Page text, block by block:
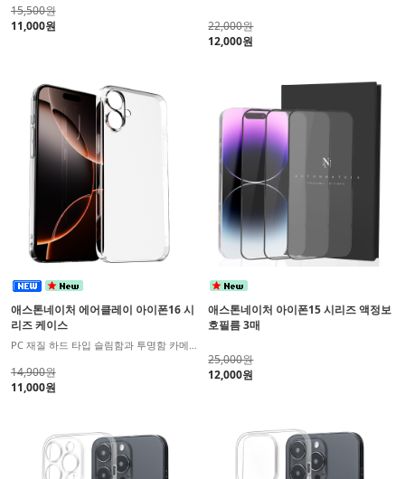
15,500원
11,000원
22,000원
12,000원
애스톤네이처 에어클레이 아이폰16 시
리즈 케이스
PC 재질 하드 타입 슬림함과 투명함 카메라 보호까지
14,900원
11,000원
애스톤네이처 아이폰15 시리즈 액정보
호필름 3매
25,000원
12,000원